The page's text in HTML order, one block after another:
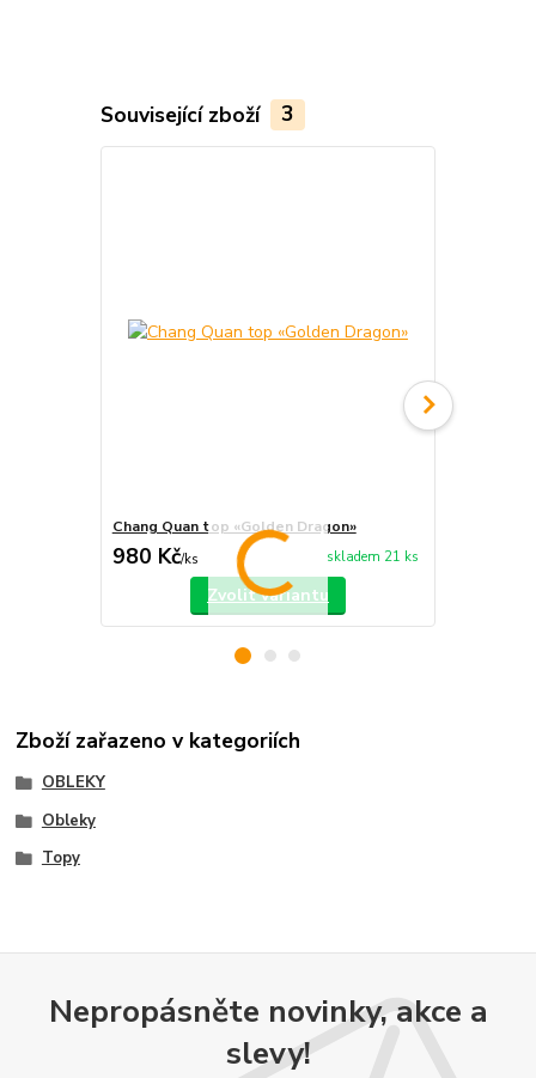
Související zboží 3
Chang Quan top «Golden Dragon»
980 Kč/ks skladem 21 ks
Zvolit variantu
Zboží zařazeno v kategoriích
OBLEKY
Obleky
Topy
Nepropásněte novinky, akce a
slevy!